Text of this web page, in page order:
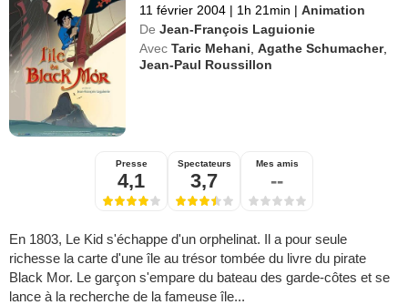
11 février 2004 | 1h 21min | Animation
De Jean-François Laguionie
Avec Taric Mehani ,Agathe Schumacher,
Jean-Paul Roussillon
Presse
4,1
Spectateurs
3,7
Mes amis
--
En 1803, Le Kid s'échappe d'un orphelinat. Il a pour seule
richesse la carte d'une île au trésor tombée du livre du pirate
Black Mor. Le garçon s'empare du bateau des garde-côtes et se
lance à la recherche de la fameuse île...